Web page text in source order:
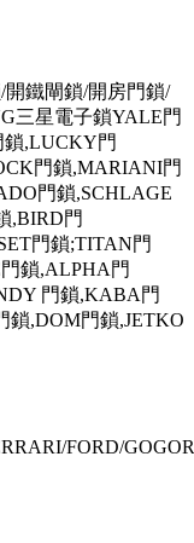
鐵閘鎖/開房門鎖/
三星電子鎖YALE門
鎖,LUCKY門
門鎖,MARIANI門
門鎖,SCHLAGE
,BIRD門
門鎖;TITAN門
鎖,ALPHA門
門鎖,KABA門
鎖,DOM門鎖,JETKO
FORD/